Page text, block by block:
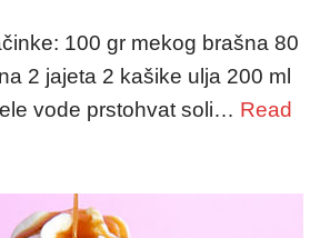
100 gr mekog brašna 80
2 jajeta 2 kašike ulja 200 ml
vode prstohvat soli… Read